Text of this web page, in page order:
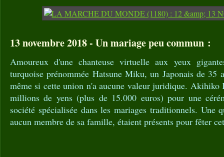
13 novembre 2018 - Un mariage peu commun :
Amoureux d'une chanteuse virtuelle aux yeux
turquoise prénommée Hatsune Miku, un Japonais de 35
même si cette union n'a aucune valeur juridique. Akihiko
millions de yens (plus de 15.000 euros) pour une
société spécialisée dans les mariages traditionnels. Une
aucun membre de sa famille, étaient présents pour fêter